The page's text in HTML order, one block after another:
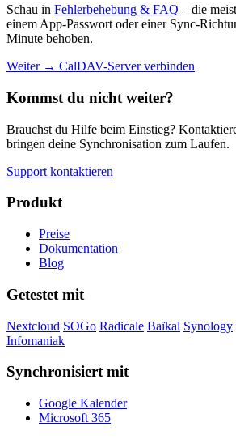
Schau in Fehlerbehebung & FAQ – die
einem App-Passwort oder einer Sync-
Minute behoben.
Weiter → CalDAV-Server verbinden
Kommst du nicht weiter?
Brauchst du Hilfe beim Einstieg?
bringen deine Synchronisation zum Laufen.
Support kontaktieren
Produkt
Preise
Dokumentation
Blog
Getestet mit
Nextcloud SOGo Radicale Baïkal Synology
Infomaniak
Synchronisiert mit
Google Kalender
Microsoft 365